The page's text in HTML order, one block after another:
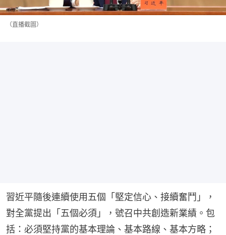
（直播截圖）
習近平隨後連續使用五個「堅定信心、接續奮鬥」，
對全黨提出「五個必須」，號召中共創造新業績。包
括：必須堅持黨的基本理論、基本路線、基本方略；